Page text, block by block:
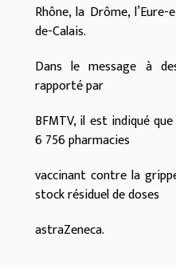
Rhône, la Drôme,
de-Calais.
Dans le message à
rapporté par
BFMTV, il est indiqué
6 756 pharmacies
vaccinant contre la
stock résiduel de doses
astraZeneca.